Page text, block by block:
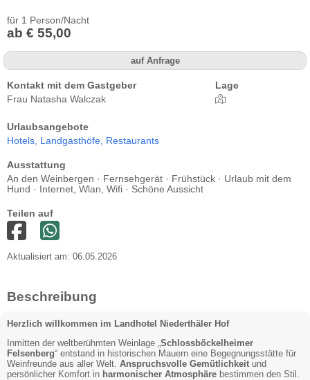
für 1 Person/Nacht
ab € 55,00
auf Anfrage
Kontakt mit dem Gastgeber
Frau Natasha Walczak
Lage
Urlaubsangebote
Hotels, Landgasthöfe, Restaurants
Ausstattung
An den Weinbergen · Fernsehgerät · Frühstück · Urlaub mit dem
Hund · Internet, Wlan, Wifi · Schöne Aussicht
Teilen auf
Aktualisiert am: 06.05.2026
Beschreibung
Herzlich willkommen im Landhotel Niederthäler Hof
Inmitten der weltberühmten Weinlage „ Schlossböckelheimer
Felsenberg“ entstand in historischen Mauern eine Begegnungsstätte für
Weinfreunde aus aller Welt. Anspruchsvolle Gemütlichkeit und
persönlicher Komfort in harmonischer Atmosphäre bestimmen den Stil.